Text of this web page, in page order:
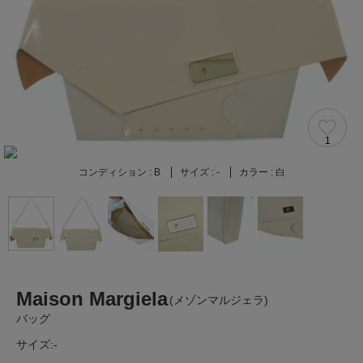
1
コンディション : B サイズ : - カラー : 白
Maison Margiela(メゾンマルジェラ)
バッグ
サイズ:-